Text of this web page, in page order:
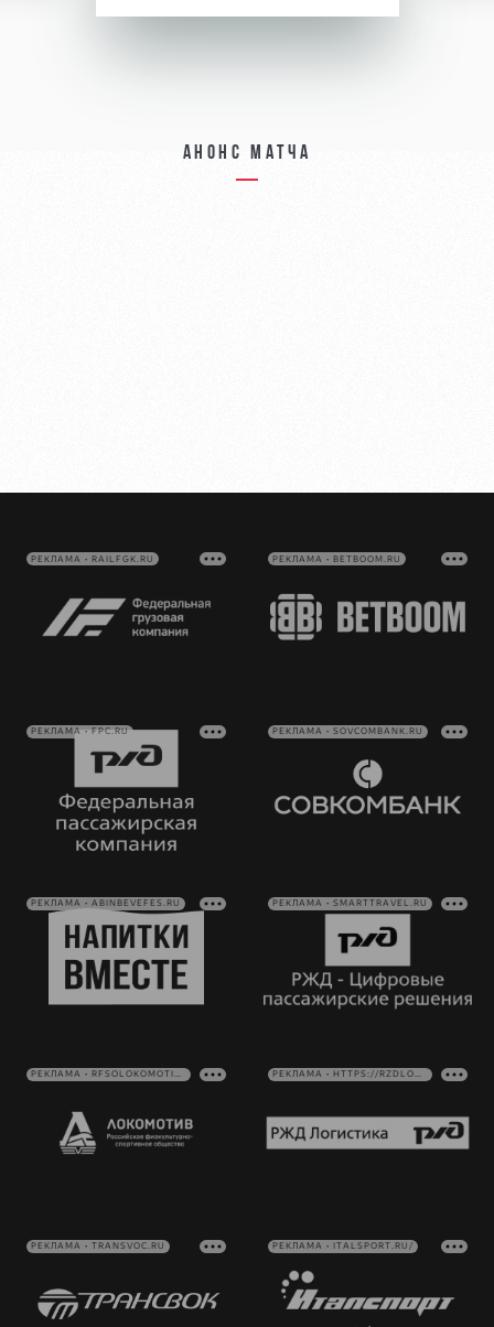
Анонс матча
РЕКЛАМА • RAILFGK.RU РЕКЛАМА • BETBOOM.RU
РЕКЛАМА • FPC.RU РЕКЛАМА • SOVCOMBANK.RU
РЕКЛАМА • ABINBEVEFES.RU РЕКЛАМА • SMARTTRAVEL.RU
РЕКЛАМА • RFSOLOKOMOTIV.RU РЕКЛАМА • HTTPS://RZDLOG.RU/
РЕКЛАМА • TRANSVOC.RU РЕКЛАМА • ITALSPORT.RU/